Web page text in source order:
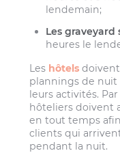
lendemain;
Les graveyard
heures le
Les hôtels
plannings de nuit
leurs activités.
hôteliers doivent
en tout temps
clients qui
pendant la nuit.